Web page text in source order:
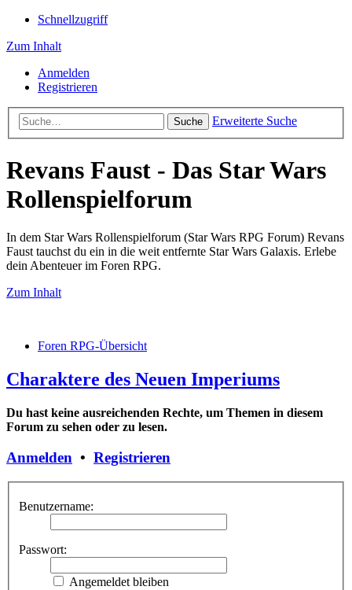
Schnellzugriff
Zum Inhalt
Anmelden
Registrieren
Suche Erweiterte Suche
Revans Faust - Das Star Wars
Rollenspielforum
In dem Star Wars Rollenspielforum (Star Wars RPG Forum) Revans
Faust tauchst du ein in die weit entfernte Star Wars Galaxis. Erlebe
dein Abenteuer im Foren RPG.
Zum Inhalt
Foren RPG-Übersicht
Charaktere des Neuen Imperiums
Du hast keine ausreichenden Rechte, um Themen in diesem
Forum zu sehen oder zu lesen.
Anmelden • Registrieren
Benutzername:
Passwort:
Angemeldet bleiben